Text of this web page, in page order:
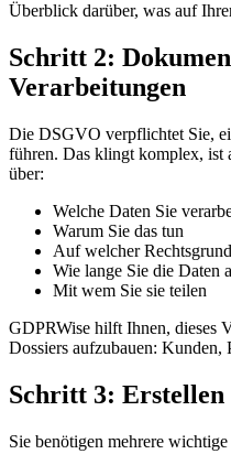
Überblick darüber, was auf
Schritt 2:
Verarbeitungen
Die DSGVO verpflichtet Sie,
führen. Das klingt komplex, ist
über:
Welche Daten Sie
Warum Sie das tun
Auf welcher
Wie lange Sie die Daten
Mit wem Sie sie teilen
GDPRWise hilft Ihnen, dieses
Dossiers aufzubauen: Kunden,
Schritt 3: Erstellen
Sie benötigen mehrere